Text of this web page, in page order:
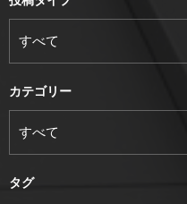
カテゴリー
タグ